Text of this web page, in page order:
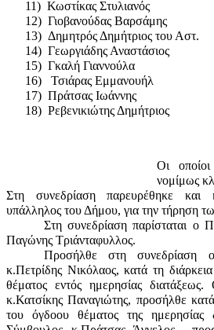
11) Κωστίκας Στυλιανός
12) Γιοβανούδας Βαρσάμης
13) Δημητρός Δημήτριος του Αστ.
14) Γεωργιάδης Αναστάσιος
15) Γκαλή Γιαννούλα
16)
Τσιάρας Εμμανουήλ
17) Πράτσας Ιωάννης
18) Ρεβενικιώτης Δημήτριος
Οι
νομίμως
Στη συνεδρίαση παρευρέθηκε και
υπάλληλος του Δήμου, για την τήρηση
Στη συνεδρίαση παρίσταται ο
Παγώνης Τριάνταφυλλος.
Προσήλθε στη συνεδρίαση
κ.Πετρίδης Νικόλαος, κατά τη
θέματος εντός ημερησίας
κ.Κατσίκης Παναγιώτης, προσήλθε
του όγδοου θέματος της ημερησίας